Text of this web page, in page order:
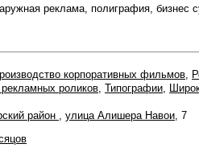
реклама, полиграфия,
корпоративных фильмов,
роликов, Типографии,
район , улица Алишера Навои, 7